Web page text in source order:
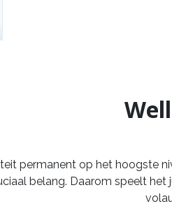
permanent op het hoogste
belang. Daarom speelt